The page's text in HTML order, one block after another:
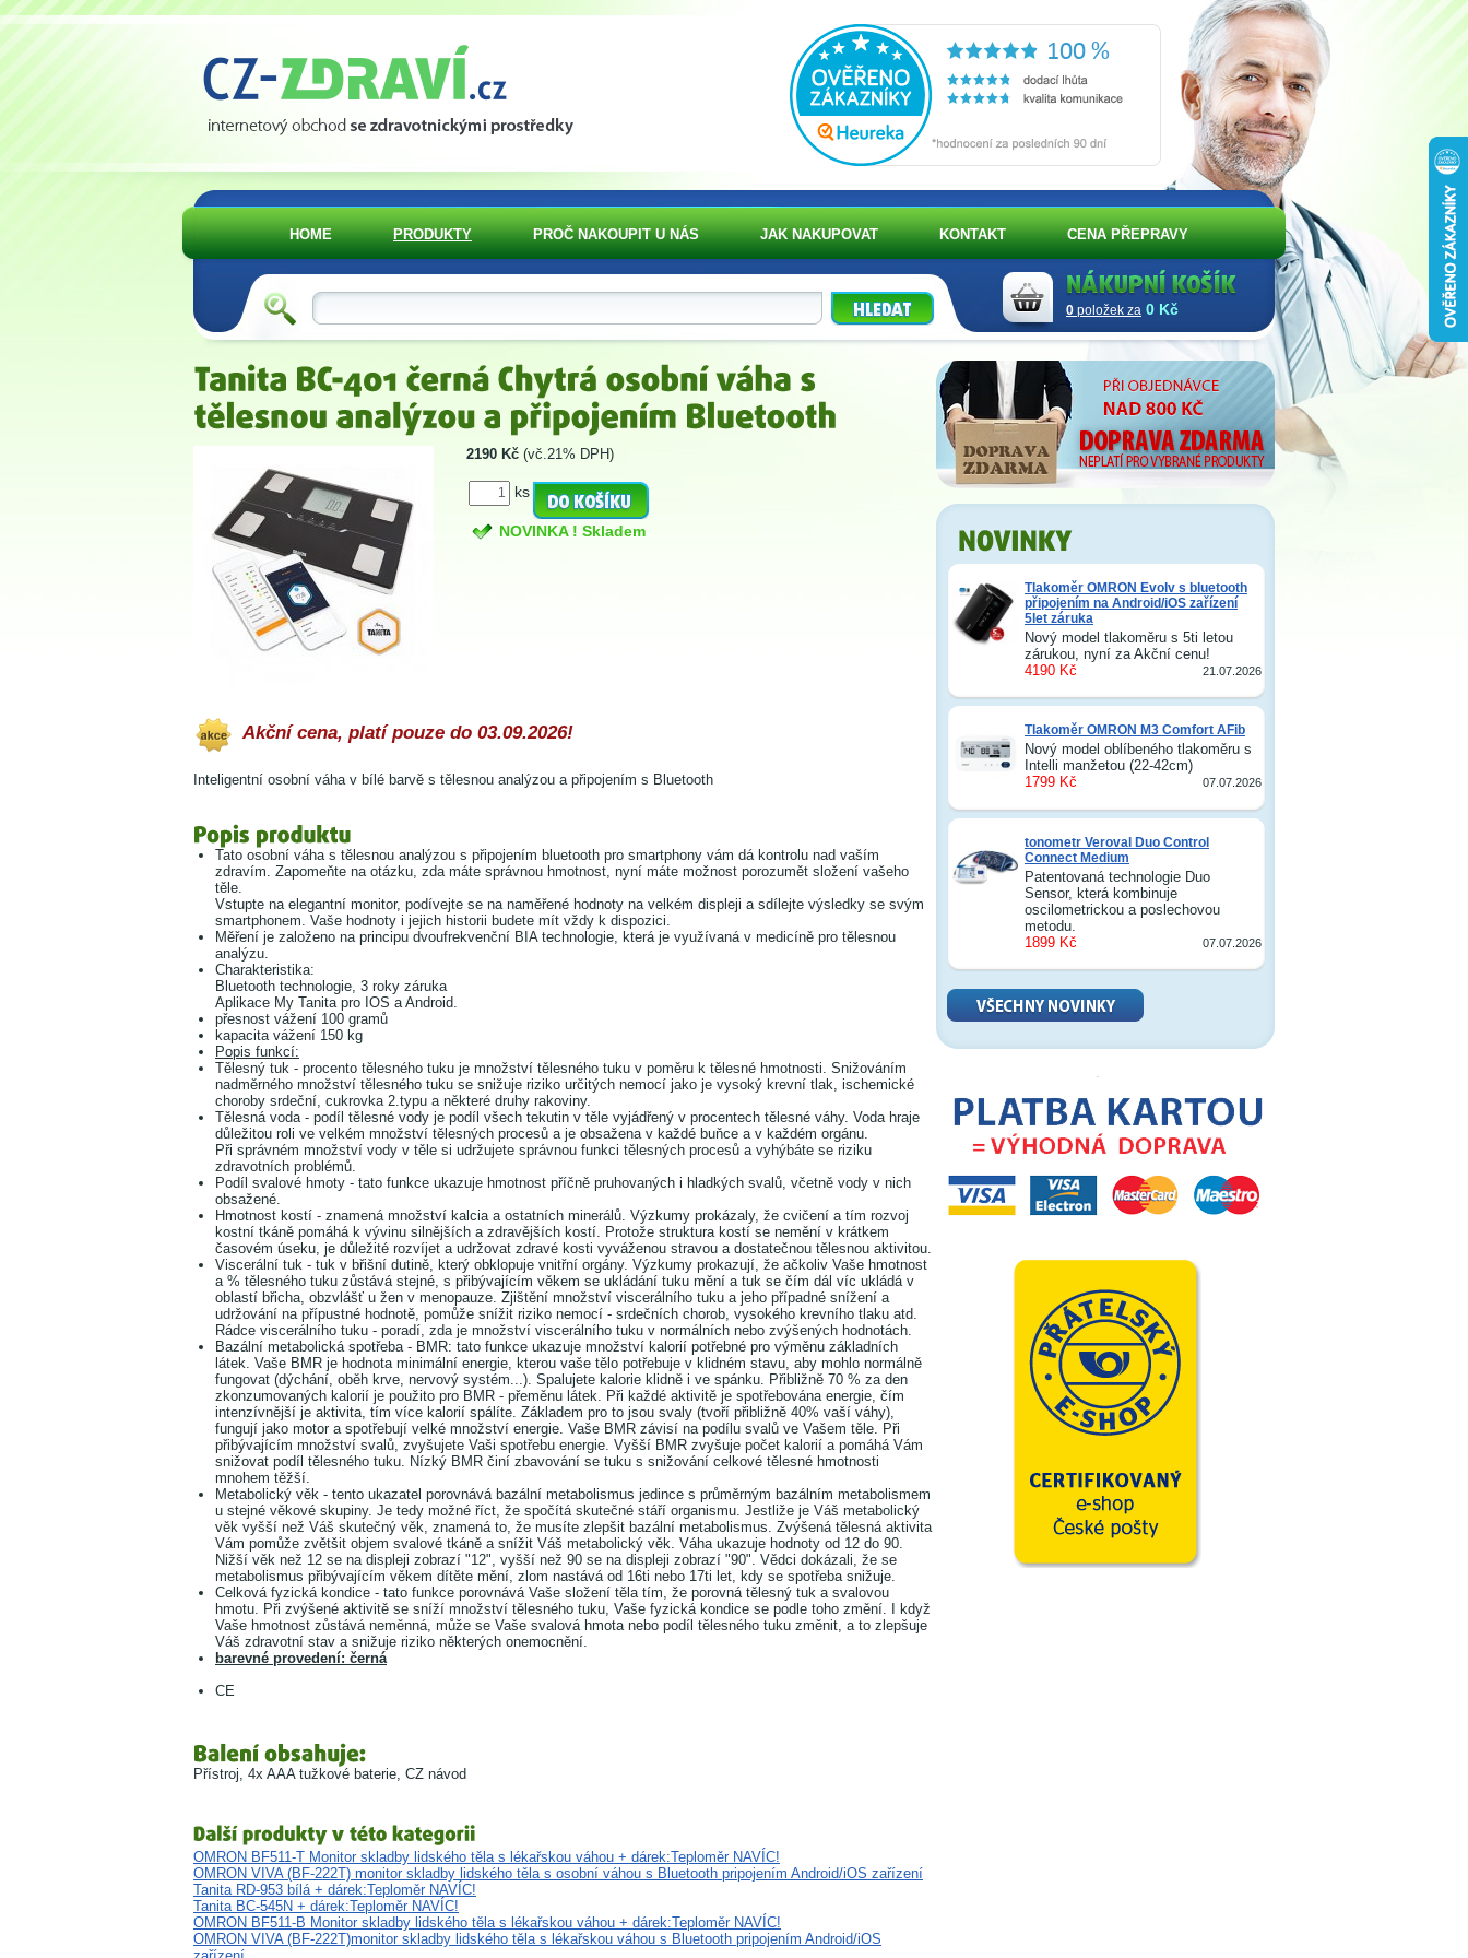
2190 Kč (vč.21% DPH)
ks
NOVINKA ! Skladem
Akční cena, platí pouze do 03.09.2026!
Inteligentní osobní váha v bílé barvě s tělesnou analýzou a připojením s Bluetooth
Tato osobní váha s tělesnou analýzou s připojením bluetooth pro smartphony vám dá kontrolu nad vaším
zdravím. Zapomeňte na otázku, zda máte správnou hmotnost, nyní máte možnost porozumět složení vašeho
těle.
Vstupte na elegantní monitor, podívejte se na naměřené hodnoty na velkém displeji a sdílejte výsledky se svým
smartphonem. Vaše hodnoty i jejich historii budete mít vždy k dispozici.
Měření je založeno na principu dvoufrekvenční BIA technologie, která je využívaná v medicíně pro tělesnou
analýzu.
Charakteristika:
Bluetooth technologie, 3 roky záruka
Aplikace My Tanita pro IOS a Android.
přesnost vážení 100 gramů
kapacita vážení 150 kg
Popis funkcí:
Tělesný tuk - procento tělesného tuku je množství tělesného tuku v poměru k tělesné hmotnosti. Snižováním
nadměrného množství tělesného tuku se snižuje riziko určitých nemocí jako je vysoký krevní tlak, ischemické
choroby srdeční, cukrovka 2.typu a některé druhy rakoviny.
Tělesná voda - podíl tělesné vody je podíl všech tekutin v těle vyjádřený v procentech tělesné váhy. Voda hraje
důležitou roli ve velkém množství tělesných procesů a je obsažena v každé buňce a v každém orgánu.
Při správném množství vody v těle si udržujete správnou funkci tělesných procesů a vyhýbáte se riziku
zdravotních problémů.
Podíl svalové hmoty - tato funkce ukazuje hmotnost příčně pruhovaných i hladkých svalů, včetně vody v nich
obsažené.
Hmotnost kostí - znamená množství kalcia a ostatních minerálů. Výzkumy prokázaly, že cvičení a tím rozvoj
kostní tkáně pomáhá k vývinu silnějších a zdravějších kostí. Protože struktura kostí se nemění v krátkem
časovém úseku, je důležité rozvíjet a udržovat zdravé kosti vyváženou stravou a dostatečnou tělesnou aktivitou.
Viscerální tuk - tuk v břišní dutině, který obklopuje vnitřní orgány. Výzkumy prokazují, že ačkoliv Vaše hmotnost
a % tělesného tuku zůstává stejné, s přibývajícím věkem se ukládání tuku mění a tuk se čím dál víc ukládá v
oblastí břicha, obzvlášť u žen v menopauze. Zjištění množství viscerálního tuku a jeho případné snížení a
udržování na přípustné hodnotě, pomůže snížit riziko nemocí - srdečních chorob, vysokého krevního tlaku atd.
Rádce viscerálního tuku - poradí, zda je množství viscerálního tuku v normálních nebo zvýšených hodnotách.
Bazální metabolická spotřeba - BMR: tato funkce ukazuje množství kalorií potřebné pro výměnu základních
látek. Vaše BMR je hodnota minimální energie, kterou vaše tělo potřebuje v klidném stavu, aby mohlo normálně
fungovat (dýchání, oběh krve, nervový systém...). Spalujete kalorie klidně i ve spánku. Přibližně 70 % za den
zkonzumovaných kalorií je použito pro BMR - přeměnu látek. Při každé aktivitě je spotřebována energie, čím
intenzívnější je aktivita, tím více kalorií spálíte. Základem pro to jsou svaly (tvoří přibližně 40% vaší váhy),
fungují jako motor a spotřebují velké množství energie. Vaše BMR závisí na podílu svalů ve Vašem těle. Při
přibývajícím množství svalů, zvyšujete Vaši spotřebu energie. Vyšší BMR zvyšuje počet kalorií a pomáhá Vám
snižovat podíl tělesného tuku. Nízký BMR činí zbavování se tuku s snižování celkové tělesné hmotnosti
mnohem těžší.
Metabolický věk - tento ukazatel porovnává bazální metabolismus jedince s průměrným bazálním metabolismem
u stejné věkové skupiny. Je tedy možné říct, že spočítá skutečné stáří organismu. Jestliže je Váš metabolický
věk vyšší než Váš skutečný věk, znamená to, že musíte zlepšit bazální metabolismus. Zvýšená tělesná aktivita
Vám pomůže zvětšit objem svalové tkáně a snížit Váš metabolický věk. Váha ukazuje hodnoty od 12 do 90.
Nižší věk než 12 se na displeji zobrazí "12", vyšší než 90 se na displeji zobrazí "90". Vědci dokázali, že se
metabolismus přibývajícím věkem dítěte mění, zlom nastává od 16ti nebo 17ti let, kdy se spotřeba snižuje.
Celková fyzická kondice - tato funkce porovnává Vaše složení těla tím, že porovná tělesný tuk a svalovou
hmotu. Při zvýšené aktivitě se sníží množství tělesného tuku, Vaše fyzická kondice se podle toho změní. I když
Vaše hmotnost zůstává neměnná, může se Vaše svalová hmota nebo podíl tělesného tuku změnit, a to zlepšuje
Váš zdravotní stav a snižuje riziko některých onemocnění.
barevné provedení: černá
CE
Přístroj, 4x AAA tužkové baterie, CZ návod
OMRON BF511-T Monitor skladby lidského těla s lékařskou váhou + dárek:Teploměr NAVÍC!
OMRON VIVA (BF-222T) monitor skladby lidského těla s osobní váhou s Bluetooth pripojením Android/iOS zařízení
Tanita RD-953 bílá + dárek:Teploměr NAVÍC!
Tanita BC-545N + dárek:Teploměr NAVÍC!
OMRON BF511-B Monitor skladby lidského těla s lékařskou váhou + dárek:Teploměr NAVÍC!
OMRON VIVA (BF-222T)monitor skladby lidského těla s lékařskou váhou s Bluetooth pripojením Android/iOS
Tlakoměr OMRON Evolv s bluetooth
připojením na Android/iOS zařízení
5let záruka
Nový model tlakoměru s 5ti letou
zárukou, nyní za Akční cenu!
4190 Kč
21.07.2026
Tlakoměr OMRON M3 Comfort AFib
Nový model oblíbeného tlakoměru s
Intelli manžetou (22-42cm)
1799 Kč
07.07.2026
tonometr Veroval Duo Control
Connect Medium
Patentovaná technologie Duo
Sensor, která kombinuje
oscilometrickou a poslechovou
metodu.
1899 Kč
07.07.2026
HOME PRODUKTY PROČ NAKOUPIT U NÁS JAK NAKUPOVAT KONTAKT CENA PŘEPRAVY
0 položek za 0 Kč